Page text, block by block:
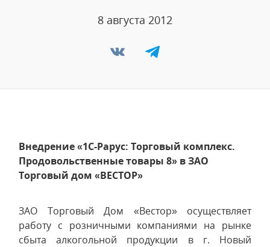
8 августа 2012
Внедрение «1С-Рарус: Торговый комплекс.
Продовольственные товары 8» в ЗАО
Торговый дом «ВЕСТОР»
ЗАО Торговый Дом «Вестор» осуществляет
работу с розничными компаниями на рынке
сбыта алкогольной продукции в г. Новый